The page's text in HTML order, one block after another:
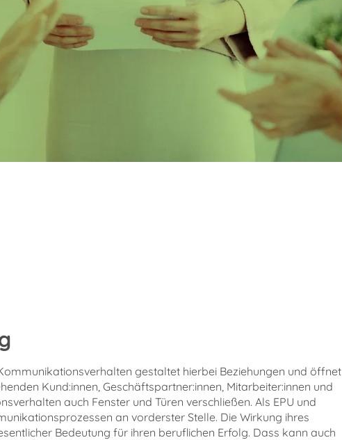
gestaltet hierbei Beziehungen und öffnet
Kund:innen, Geschäftspartner:innen, Mitarbeiter:innen und
auch Fenster und Türen verschließen. Als EPU und
an vorderster Stelle. Die Wirkung ihres
Bedeutung für ihren beruflichen Erfolg. Dass kann auch